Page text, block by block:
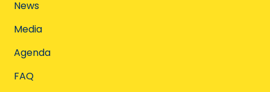
News
Media
Agenda
FAQ